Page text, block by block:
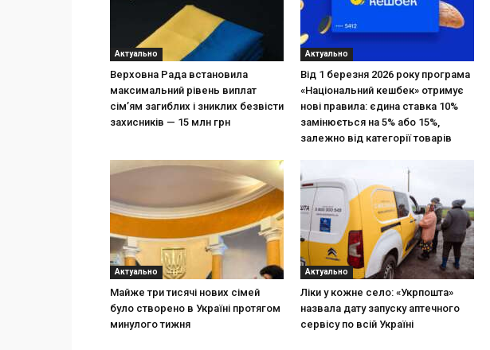
Актуально
Верховна Рада встановила
максимальний рівень виплат
сім’ям загиблих і зниклих безвісти
захисників — 15 млн грн
Актуально
Від 1 березня 2026 року програма
«Національний кешбек» отримує
нові правила: єдина ставка 10%
замінюється на 5% або 15%,
залежно від категорії товарів
Актуально
Майже три тисячі нових сімей
було створено в Україні протягом
минулого тижня
Актуально
Ліки у кожне село: «Укрпошта»
назвала дату запуску аптечного
сервісу по всій Україні